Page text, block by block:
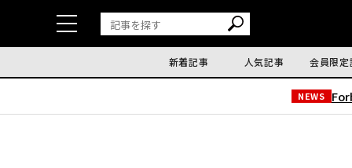
新着記事 人気記事 会員限定
NEWS